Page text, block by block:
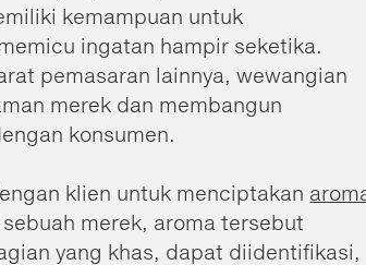
kemampuan untuk
ingatan hampir seketika.
pemasaran lainnya, wewangian
merek dan membangun
konsumen.
klien untuk menciptakan
merek, aroma tersebut
yang khas, dapat diidentifikasi,